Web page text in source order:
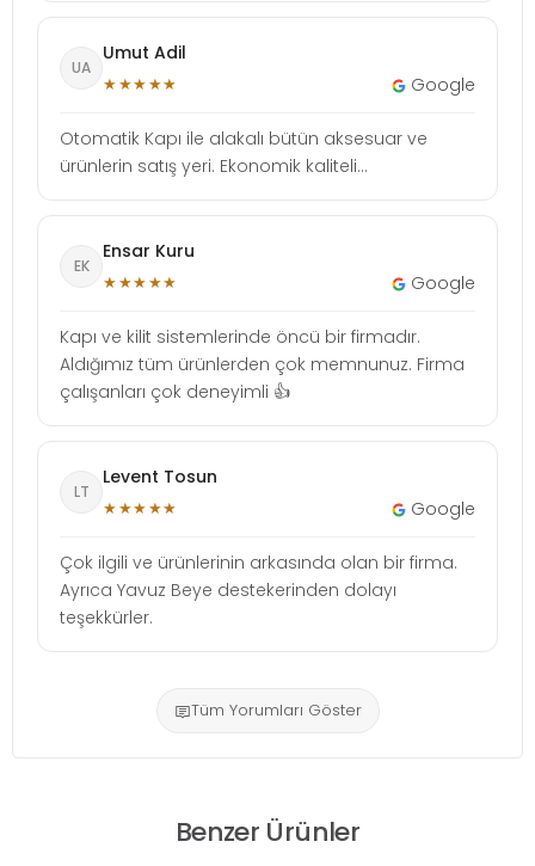
UA
Umut Adil
★★★★★ Google
Otomatik Kapı ile alakalı bütün aksesuar ve
ürünlerin satış yeri. Ekonomik kaliteli...
EK
Ensar Kuru
★★★★★ Google
Kapı ve kilit sistemlerinde öncü bir firmadır.
Aldığımız tüm ürünlerden çok memnunuz. Firma
çalışanları çok deneyimli 👍
LT
Levent Tosun
★★★★★ Google
Çok ilgili ve ürünlerinin arkasında olan bir firma.
Ayrıca Yavuz Beye destekerinden dolayı
teşekkürler.
Tüm Yorumları Göster
Benzer Ürünler